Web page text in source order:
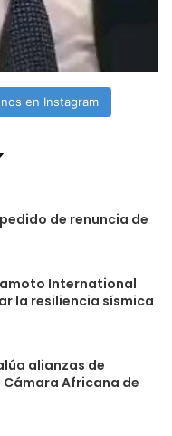
en Instagram
de renuncia de
International
la resiliencia sísmica
alianzas de
Africana de